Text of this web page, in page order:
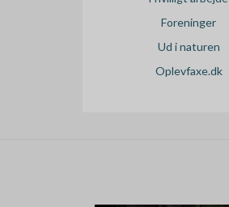
Foreninger
Ud i naturen
Oplevfaxe.dk